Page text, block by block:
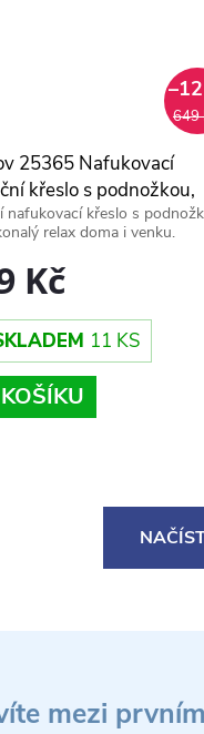
649
25365 Nafukovací
křeslo s podnožkou,
Kč
11 KS
nafukovací křeslo s
relax doma i venku.
mezi